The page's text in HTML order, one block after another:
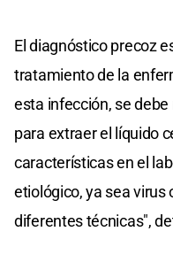
El diagnóstico precoz
tratamiento de la
esta infección, se
para extraer el líquido
características en el
etiológico, ya sea
diferentes técnicas",